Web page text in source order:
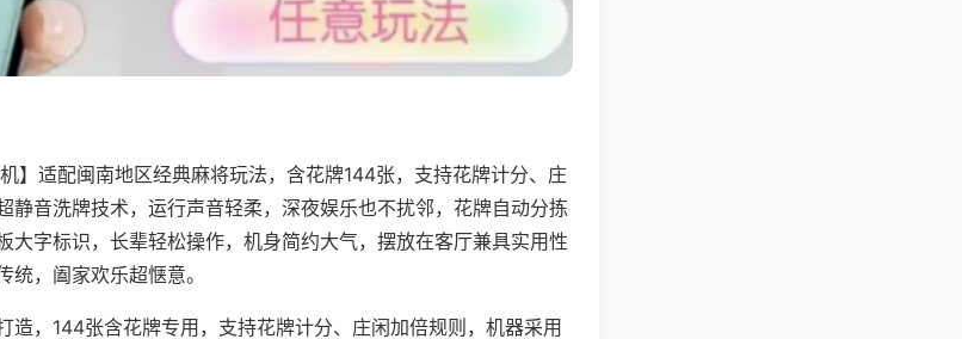
机】适配闽南地区经典麻将玩法，含花牌144张，支持花牌计分、庄
静音洗牌技术，运行声音轻柔，深夜娱乐也不扰邻，花牌自动分拣
大字标识，长辈轻松操作，机身简约大气，摆放在客厅兼具实用性
，阖家欢乐超惬意。
造，144张含花牌专用，支持花牌计分、庄闲加倍规则，机器采用